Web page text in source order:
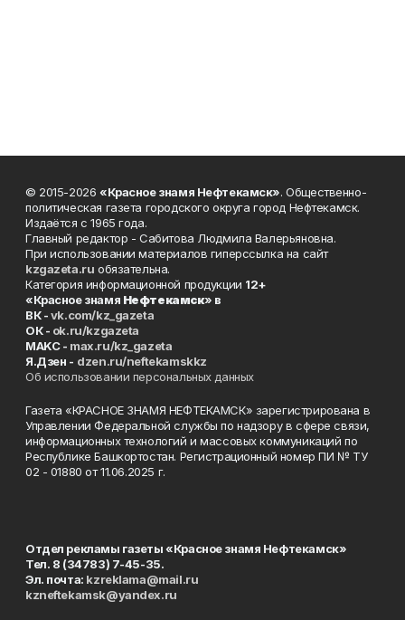
© 2015-2026 «Красное знамя Нефтекамск». Общественно-
политическая газета городского округа город Нефтекамск.
Издаётся с 1965 года.
Главный редактор - Сабитова Людмила Валерьяновна.
При использовании материалов гиперссылка на сайт
kzgazeta.ru обязательна.
Категория информационной продукции 12+
«Красное знамя Нефтекамск» в
ВК -vk.com/kz_gazeta
ОК - ok.ru/kzgazeta
MAKC - max.ru/kz_gazeta
Я.Дзен - dzen.ru/neftekamskkz
Об использовании персональных данных
Газета «КРАСНОЕ ЗНАМЯ НЕФТЕКАМСК» зарегистрирована в
Управлении Федеральной службы по надзору в сфере связи,
информационных технологий и массовых коммуникаций по
Республике Башкортостан. Регистрационный номер ПИ № ТУ
02 - 01880 от 11.06.2025 г.
Отдел рекламы газеты «Красное знамя Нефтекамск»
Тел. 8 (34783) 7-45-35.
Эл. почта: kzreklama@mail.ru
kzneftekamsk@yandex.ru